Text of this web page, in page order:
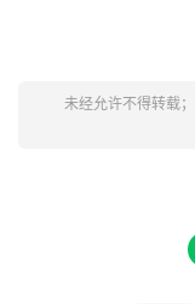
未经允许不得转载；